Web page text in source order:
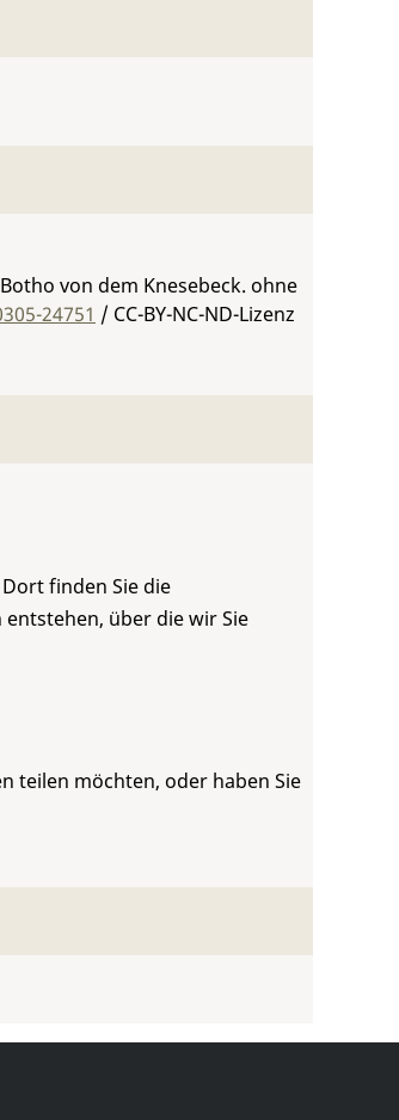
von dem Knesebeck. ohne
24751 / CC-BY-NC-ND-Lizenz
finden Sie die
über die wir Sie
teilen möchten, oder haben Sie